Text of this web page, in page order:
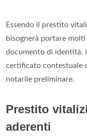
Essendo il prestito
bisognerà portare
documento di identità,
certificato contestuale
notarile preliminare.
Prestito
aderenti